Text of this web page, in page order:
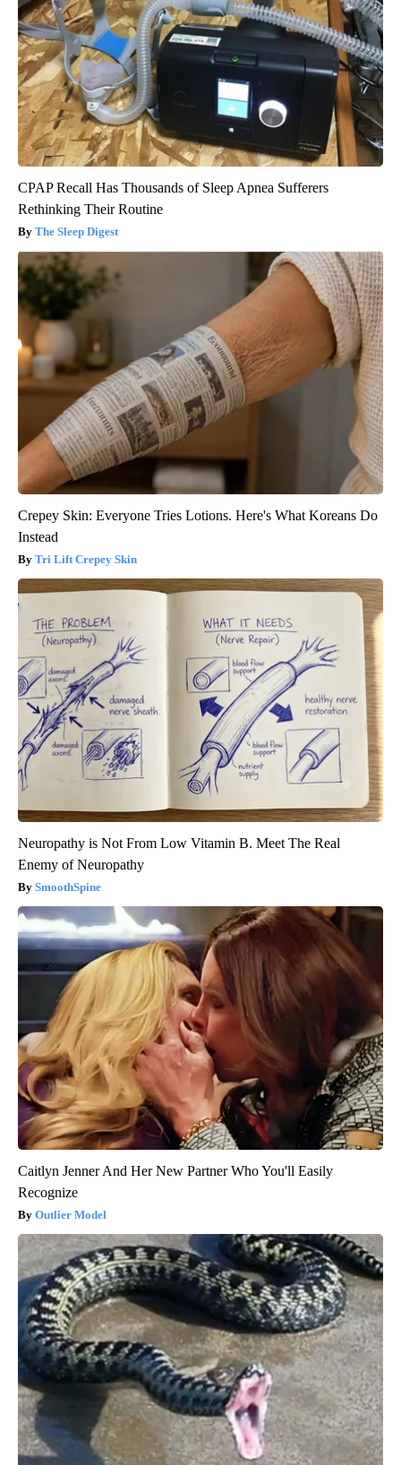
CPAP Recall Has Thousands of Sleep Apnea Sufferers
Rethinking Their Routine
The Sleep Digest
Crepey Skin: Everyone Tries Lotions. Here's What Koreans Do
Instead
Tri Lift Crepey Skin
Neuropathy is Not From Low Vitamin B. Meet The Real
Enemy of Neuropathy
SmoothSpine
Caitlyn Jenner And Her New Partner Who You'll Easily
Recognize
Outlier Model